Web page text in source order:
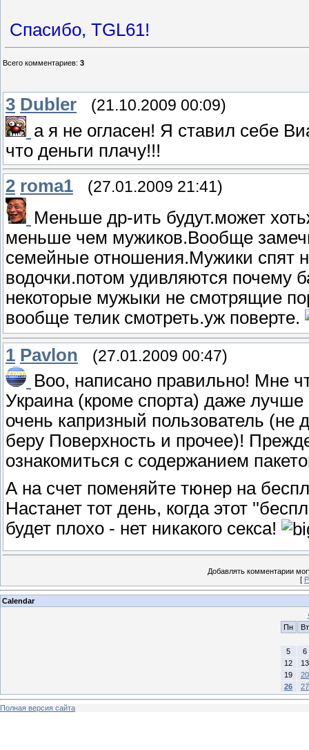
Спасибо, TGL61!
Всего комментариев: 3
3 Dubler (21.10.2009 00:09)
а я не огласен! Я ставил себе
что деньги плачу!!!
2 roma1 (27.01.2009 21:41)
Меньше др-ить будут.может
меньше чем мужиков.Вообще
семейные отношения.Мужики спят
водочки.потом удивляются почему
некоторые мужыки не смотрящие
вообще телик смотреть.уж поверте.
1 Pavlon (27.01.2009 00:47)
Воо, написано правильно! Мне
Украина (кроме спорта) даже
очень капризный пользователь (не
беру Поверхность и прочее)!
ознакомиться с содержанием
А на счет поменяйте тюнер на
Настанет тот день, когда этот
будет плохо - нет никакого секса!
Добавлять комментарии
[
Calendar
Пн
Вт
5
6
12
13
19
20
26
27
Полная версия сайта